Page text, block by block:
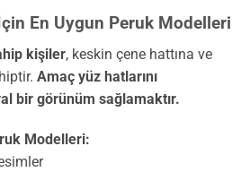
En Uygun Peruk Modelleri
kişiler, keskin çene hattına ve
Amaç yüz hatlarını
bir görünüm sağlamaktır.
Modelleri: